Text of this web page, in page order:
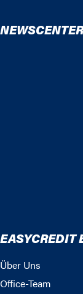
NEWSCENTER
EASYCREDIT
Über Uns
Office-Team